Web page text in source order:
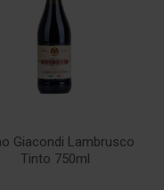
Giacondi Lambrusco
Tinto 750ml